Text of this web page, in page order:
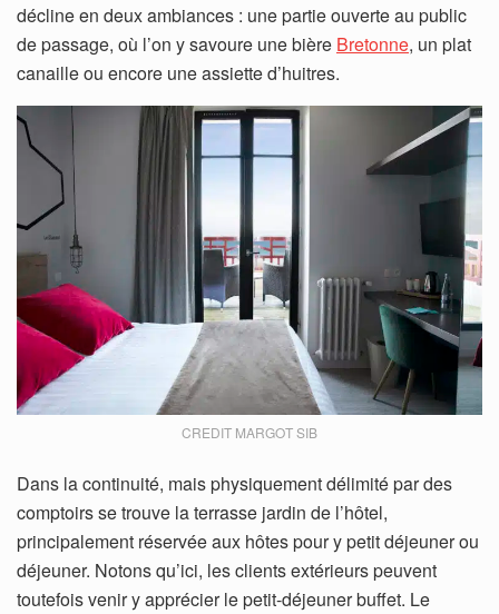
décline en deux ambiances : une partie ouverte au public
de passage, où l’on y savoure une bière Bretonne, un plat
canaille ou encore une assiette d’huitres.
CREDIT MARGOT SIB
Dans la continuité, mais physiquement délimité par des
comptoirs se trouve la terrasse jardin de l’hôtel,
principalement réservée aux hôtes pour y petit déjeuner ou
déjeuner. Notons qu’ici, les clients extérieurs peuvent
toutefois venir y apprécier le petit-déjeuner buffet. Le